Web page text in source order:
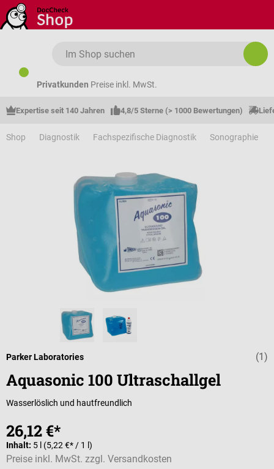
Zum Hauptinhalt springen
Privatkunden Preise inkl. MwSt.
Expertise seit 140 Jahren 4,8/5 Sterne (> 1000 Bewertungen)
Shop Diagnostik Fachspezifische Diagnostik Sonographie
(1)
Parker Laboratories
Aquasonic 100 Ultraschallgel
Wasserlöslich und hautfreundlich
26,12 €*
Inhalt: 5 l (5,22 €* / 1 l)
Preise inkl. MwSt. zzgl. Versandkosten